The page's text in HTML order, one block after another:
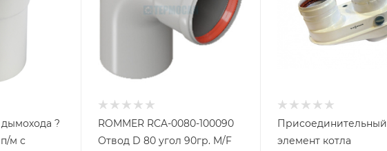
?
м с
ROMMER RCA-0080-100090
Отвод D 80 угол 90гр. M/F
Присоединительный
элемент котла